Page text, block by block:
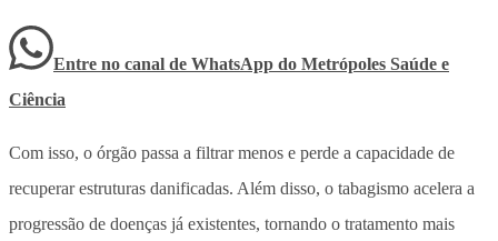
Entre no canal de WhatsApp do Metrópoles Saúde e
Ciência
Com isso, o órgão passa a filtrar menos e perde a capacidade de
recuperar estruturas danificadas. Além disso, o tabagismo acelera a
progressão de doenças já existentes, tornando o tratamento mais